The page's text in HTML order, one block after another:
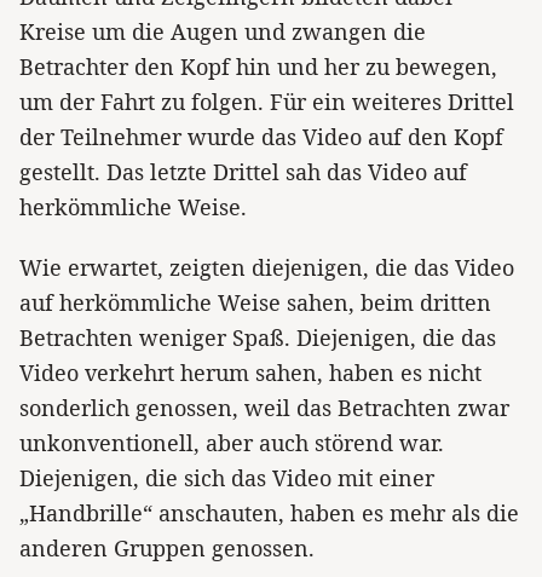
Kreise um die Augen und zwangen die
Betrachter den Kopf hin und her zu bewegen,
um der Fahrt zu folgen. Für ein weiteres Drittel
der Teilnehmer wurde das Video auf den Kopf
gestellt. Das letzte Drittel sah das Video auf
herkömmliche Weise.
Wie erwartet, zeigten diejenigen, die das Video
auf herkömmliche Weise sahen, beim dritten
Betrachten weniger Spaß. Diejenigen, die das
Video verkehrt herum sahen, haben es nicht
sonderlich genossen, weil das Betrachten zwar
unkonventionell, aber auch störend war.
Diejenigen, die sich das Video mit einer
„Handbrille“ anschauten, haben es mehr als die
anderen Gruppen genossen.